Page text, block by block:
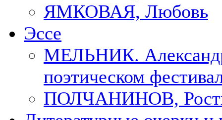
ЯМКОВАЯ, Любовь
Эссе
МЕЛЬНИК.
поэтическом
ПОЛЧАНИНОВ,